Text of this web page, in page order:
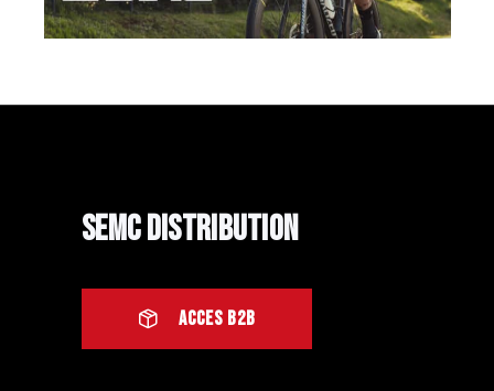
SIXS
SEMC Distribution
ACCES B2B